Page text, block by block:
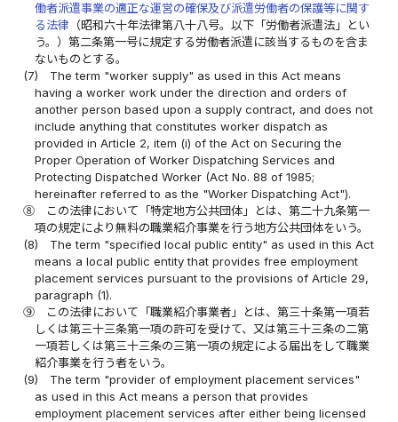
働者派遣事業の適正な運営の確保及び派遣労働者の保護等に関す
る法律 （昭和六十年法律第八十八号。以下「労働者派遣法」とい
う。）第二条第一号に規定する労働者派遣に該当するものを含ま
ないものとする。
(7)
The term "worker supply" as used in this Act means
having a worker work under the direction and orders of
another person based upon a supply contract, and does not
include anything that constitutes worker dispatch as
provided in Article 2, item (i) of the Act on Securing the
Proper Operation of Worker Dispatching Services and
Protecting Dispatched Worker (Act No. 88 of 1985;
hereinafter referred to as the "Worker Dispatching Act").
⑧
この法律において「特定地方公共団体」とは、第二十九条第一
項の規定により無料の職業紹介事業を行う地方公共団体をいう。
(8)
The term "specified local public entity" as used in this Act
means a local public entity that provides free employment
placement services pursuant to the provisions of Article 29,
paragraph (1).
⑨
この法律において「職業紹介事業者」とは、第三十条第一項若
しくは第三十三条第一項の許可を受けて、又は第三十三条の二第
一項若しくは第三十三条の三第一項の規定による届出をして職業
紹介事業を行う者をいう。
(9)
The term "provider of employment placement services"
as used in this Act means a person that provides
employment placement services after either being licensed